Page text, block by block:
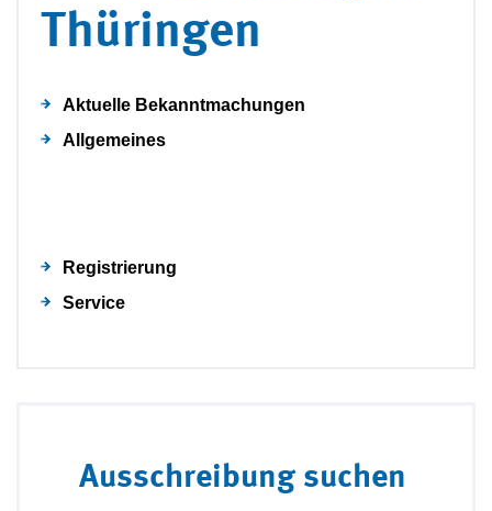
Thüringen
Aktuelle Bekanntmachungen
Allgemeines
Registrierung
Service
Ausschreibung suchen